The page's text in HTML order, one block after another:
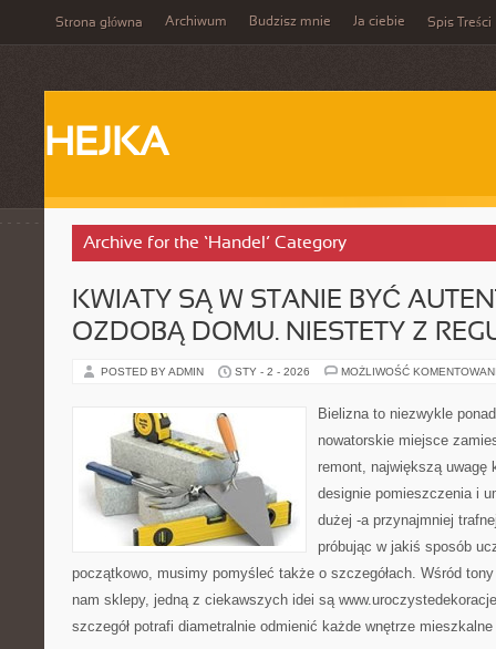
Strona główna Archiwum Budzisz mnie Ja ciebie Spis Treści
HEJKA
Archive for the ‘Handel’ Category
KWIATY SĄ W STANIE BYĆ
OZDOBĄ DOMU. NIESTETY Z
POSTED BY ADMIN STY - 2 - 2026 MOŻLIWOŚĆ
Bielizna to niezwykle
nowatorskie miejsce
remont, największą uwagę
designie pomieszczenia i
dużej -a przynajmniej
próbując w jakiś sposób
początkowo, musimy pomyśleć także o szczegółach. Wśród
nam sklepy, jedną z ciekawszych idei są
szczegół potrafi diametralnie odmienić każde wnętrze